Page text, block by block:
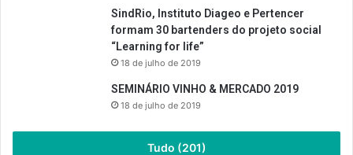
SindRio, Instituto Diageo e Pertencer
formam 30 bartenders do projeto social
“Learning for life”
18 de julho de 2019
SEMINÁRIO VINHO & MERCADO 2019
18 de julho de 2019
Tudo (201)